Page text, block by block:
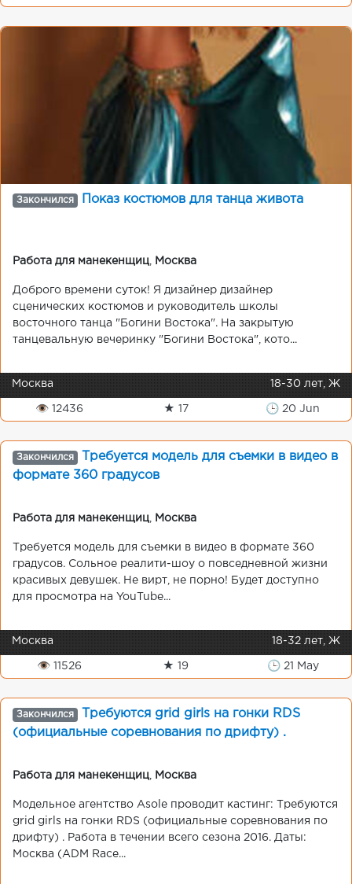
Закончился Показ костюмов для танца живота
Работа для манекенщиц Москва
Доброго времени суток! Я дизайнер дизайнер
сценических костюмов и руководитель школы
восточного танца "Богини Востока". На закрытую
танцевальную вечеринку "Богини Востока", кото...
Москва 18-30 лет, Ж
👁 12436 ★ 17 🕒 20 Jun
Закончился
Требуется модель для съемки в видео в
формате 360 градусов
Работа для манекенщиц Москва
Требуется модель для съемки в видео в формате 360
градусов. Сольное реалити-шоу о повседневной жизни
красивых девушек. Не вирт, не порно! Будет доступно
для просмотра на YouTube...
Москва 18-32 лет, Ж
👁 11526 ★ 19 🕒 21 May
Закончился
Требуются grid girls на гонки RDS
(официальные соревнования по дрифту) .
Работа для манекенщиц Москва
Модельное агентство Asole проводит кастинг: Требуются
grid girls на гонки RDS (официальные соревнования по
дрифту) . Работа в течении всего сезона 2016. Даты:
Москва (ADM Race...